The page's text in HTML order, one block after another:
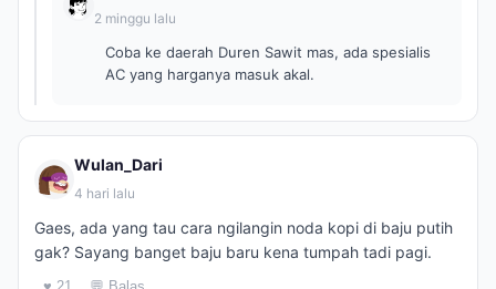
2 minggu lalu
Coba ke daerah Duren Sawit mas, ada spesialis
AC yang harganya masuk akal.
Wulan_Dari
4 hari lalu
Gaes, ada yang tau cara ngilangin noda kopi di baju putih
gak? Sayang banget baju baru kena tumpah tadi pagi.